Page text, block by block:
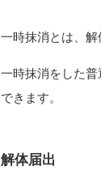
一時抹消とは、解
一時抹消をした
できます。
解体届出